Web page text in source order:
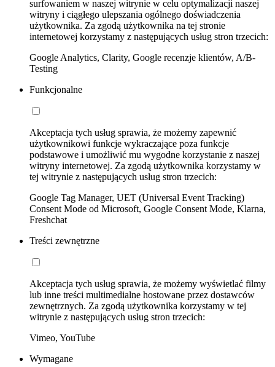
surfowaniem w naszej witrynie w celu optymalizacji naszej
witryny i ciągłego ulepszania ogólnego doświadczenia
użytkownika. Za zgodą użytkownika na tej stronie
internetowej korzystamy z następujących usług stron trzecich:
Google Analytics, Clarity, Google recenzje klientów, A/B-
Testing
Funkcjonalne
Akceptacja tych usług sprawia, że możemy zapewnić
użytkownikowi funkcje wykraczające poza funkcje
podstawowe i umożliwić mu wygodne korzystanie z naszej
witryny internetowej. Za zgodą użytkownika korzystamy w
tej witrynie z następujących usług stron trzecich:
Google Tag Manager, UET (Universal Event Tracking)
Consent Mode od Microsoft, Google Consent Mode, Klarna,
Freshchat
Treści zewnętrzne
Akceptacja tych usług sprawia, że możemy wyświetlać filmy
lub inne treści multimedialne hostowane przez dostawców
zewnętrznych. Za zgodą użytkownika korzystamy w tej
witrynie z następujących usług stron trzecich:
Vimeo, YouTube
Wymagane